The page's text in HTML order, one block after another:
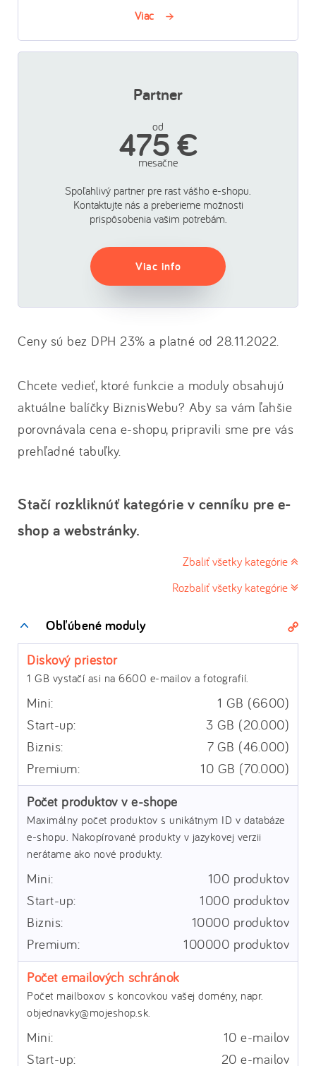
Viac
Partner
Spoľahlivý partner pre rast vášho e-shopu.
Kontaktujte nás a preberieme možnosti
prispôsobenia vašim potrebám.
od
475 €
mesačne
Viac info
Ceny sú bez DPH 23% a platné od 28.11.2022.
Chcete vedieť, ktoré funkcie a moduly obsahujú
aktuálne balíčky BiznisWebu? Aby sa vám ľahšie
porovnávala cena e-shopu, pripravili sme pre vás
prehľadné tabuľky.
Stačí rozkliknúť kategórie v cenníku pre e-
shop a webstránky.
Zbaliť všetky kategórie
Rozbaliť všetky kategórie
Obľúbené moduly
Diskový priestor
1 GB vystačí asi na 6600 e-mailov a fotografií.
1 GB (6600)
3 GB (20.000)
7 GB (46.000)
10 GB (70.000)
Počet produktov v e-shope
Maximálny počet produktov s unikátnym ID v databáze
e-shopu. Nakopírované produkty v jazykovej verzii
nerátame ako nové produkty.
100 produktov
1000 produktov
10000 produktov
100000 produktov
Počet emailových schránok
Počet mailboxov s koncovkou vašej domény, napr.
objednavky@mojeshop.sk.
10 e-mailov
20 e-mailov